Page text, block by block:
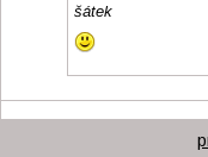
šátek